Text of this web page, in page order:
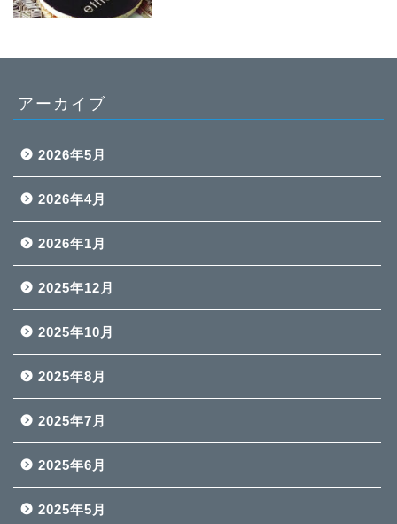
アーカイブ
2026年5月
2026年4月
2026年1月
2025年12月
2025年10月
2025年8月
2025年7月
2025年6月
2025年5月